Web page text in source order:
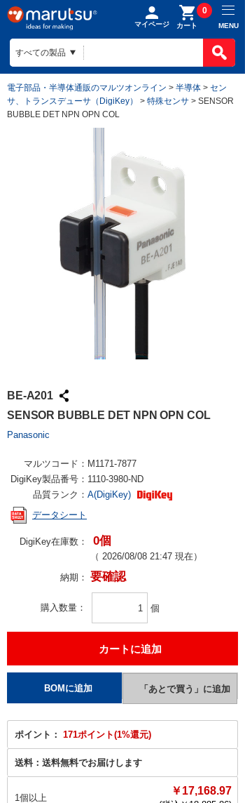
マイページ カート
0
MENU
電子部品・半導体通販のマルツオンライン > 半導体 > セン
サ、トランスデューサ（DigiKey）
> 特殊センサ > SENSOR
BUBBLE DET NPN OPN COL
BE-A201
SENSOR BUBBLE DET NPN OPN COL
Panasonic
マルツコード： M1171-7877
DigiKey製品番号： 1110-3980-ND
品質ランク： A(DigiKey)
データシート
DigiKey在庫数： 0個
（ 2026/08/08 21:47 現在）
納期： 要確認
購入数量 個
ポイント： 171ポイント(1%還元)
送料： 送料無料でお届けします
1個以上
￥17,168.97